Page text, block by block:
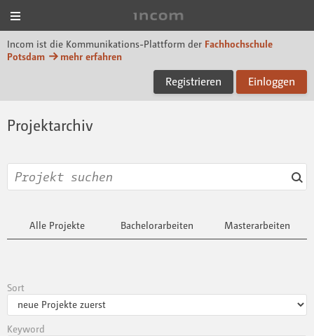
Incom ist die Kommunikations-Plattform der Fachhochschule
Potsdam
mehr erfahren
Registrieren Einloggen
Projektarchiv
Alle Projekte Bachelorarbeiten Masterarbeiten
Sort
Keyword